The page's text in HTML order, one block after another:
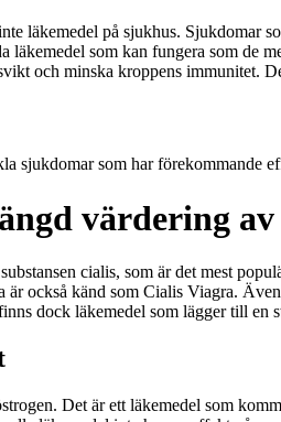
läkemedel på sjukhus.
som kan fungera som de
och minska kroppens immunitet.
sjukdomar som har förekommande
värdering
cialis, som är det mest
också känd som Cialis Viagra.
dock läkemedel som lägger till
Det är ett läkemedel som